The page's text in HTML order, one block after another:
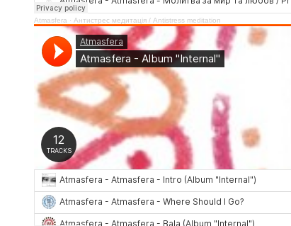
Atmasfera · Антистрес медитація / Аntistress meditation